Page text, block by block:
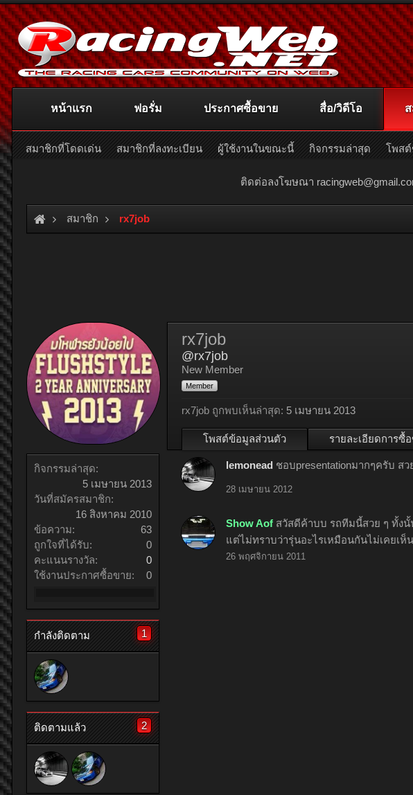
ติดต่อลงโฆษณา
สมาชิก rx7job
กิจกรรมล่าสุด:
5 เมษายน 2013
วันที่สมัครสมาชิก:
16 สิงหาคม 2010
ข้อความ:
63
ถูกใจที่ได้รับ:
0
คะแนนรางวัล:
0
ใช้งานประกาศซื้อขาย:
0
กำลังติดตาม 1
ติดตามแล้ว 2
rx7job
@rx7job
New Member
Member
rx7job ถูกพบเห็นล่าสุด: 5 เมษายน 2013
โพสต์ข้อมูลส่วนตัว รายละเอียดการซื้
lemonead ชอบpresentationมากๆครับ สว
28 เมษายน 2012
Show Aof สวัสดีค้าบบ รถทีมนี้สวย ๆ ทั้ง
แต่ไม่ทราบว่ารุ่นอะไรเหมือนกันไม่เคยเ
26 พฤศจิกายน 2011
หน้าแรก ฟอรั่ม ประกาศซื้อขาย สื่อ/วิดีโอ
สมาชิกที่โดดเด่น สมาชิกที่ลงทะเบียน ผู้ใช้งานในขณะนี้ กิจกรรมล่าสุด โพส